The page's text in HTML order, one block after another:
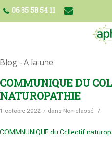
06 85 58 54 11
Blog - A la une
COMMUNIQUE DU
NATUROPATHIE
1 octobre 2022 / dans Non classé /
COMMNUNIQUE du Collectif